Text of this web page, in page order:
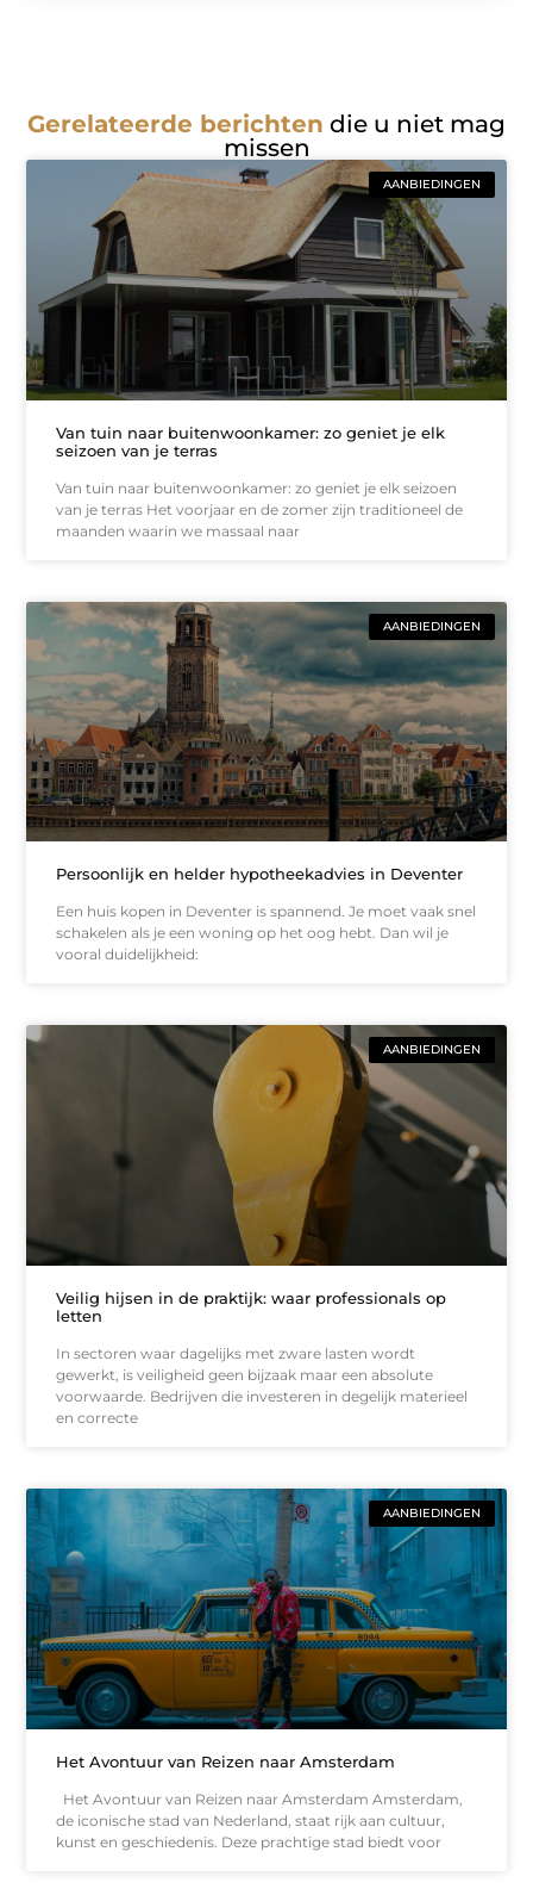
Gerelateerde berichten die u niet mag
missen
AANBIEDINGEN
Van tuin naar buitenwoonkamer: zo geniet je elk
seizoen van je terras
Van tuin naar buitenwoonkamer: zo geniet je elk seizoen
van je terras Het voorjaar en de zomer zijn traditioneel de
maanden waarin we massaal naar
AANBIEDINGEN
Persoonlijk en helder hypotheekadvies in Deventer
Een huis kopen in Deventer is spannend. Je moet vaak snel
schakelen als je een woning op het oog hebt. Dan wil je
vooral duidelijkheid:
AANBIEDINGEN
Veilig hijsen in de praktijk: waar professionals op
letten
In sectoren waar dagelijks met zware lasten wordt
gewerkt, is veiligheid geen bijzaak maar een absolute
voorwaarde. Bedrijven die investeren in degelijk materieel
en correcte
AANBIEDINGEN
Het Avontuur van Reizen naar Amsterdam
Het Avontuur van Reizen naar Amsterdam Amsterdam,
de iconische stad van Nederland, staat rijk aan cultuur,
kunst en geschiedenis. Deze prachtige stad biedt voor